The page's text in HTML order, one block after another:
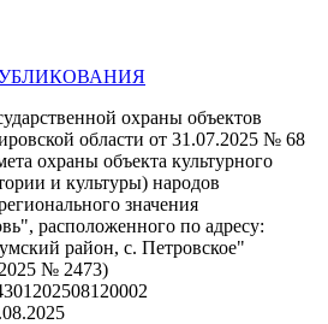
охраны объектов
области от 31.07.2025 № 68
охраны объекта культурного
и культуры) народов
значения
расположенного по адресу:
район, с. Петровское"
№ 2473)